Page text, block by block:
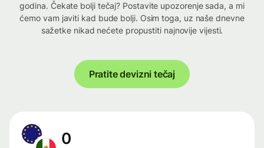
godina. Čekate bolji tečaj? Postavite upozorenje sada, a mi
ćemo vam javiti kad bude bolji. Osim toga, uz naše dnevne
sažetke nikad nećete propustiti najnovije vijesti.
Pratite devizni tečaj
0